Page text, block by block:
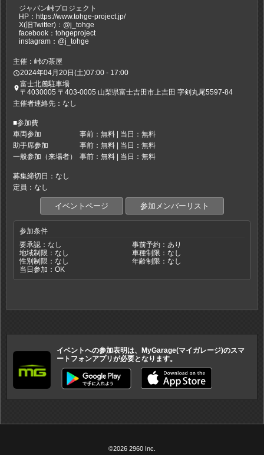
ジャパン峠プロジェクト
HP：https://www.tohge-project.jp/
X(旧Twitter)：@j_tohge
facebook：tohgeproject
instagram：@j_tohge
主催：峠の茶屋
access_time2024年04月20日(土)07:00 - 17:00
place富士北麓駐車場
〒4030005 〒403-0005 山梨県富士吉田市上吉田 字剣丸尾5597-84
主催者連絡先：なし
■参加費
車両参加
事前：無料 | 当日：無料
助手席参加
事前：無料 | 当日：無料
一般参加（来場者）
事前：無料 | 当日：無料
募集締切日：なし
定員：なし
イベントページ 参加メンバーリスト
参加条件
要承認：なし
事前予約：あり
地域制限：なし
車種制限：なし
性別制限：なし
年齢制限：なし
当日参加：OK
イベントへの参加表明は、MyGarage(マイガレージ)のスマ
ートフォンアプリが必要となります。
©2026 2960 Inc.